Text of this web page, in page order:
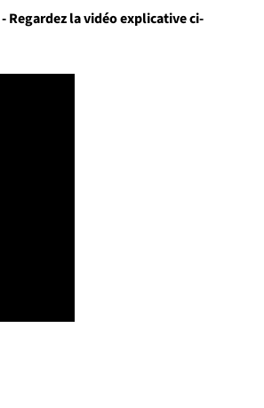
- Regardez la vidéo explicative ci-